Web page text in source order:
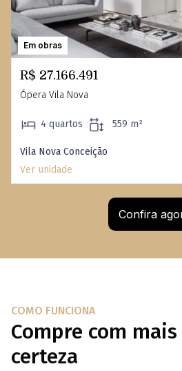
Em obras
R$ 27.166.491
Ópera Vila Nova
4 quartos 559 m²
Vila Nova Conceição
Ver unidade
Confira
COMO FUNCIONA
Compre com
certeza